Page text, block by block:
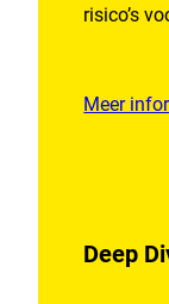
risico’s
Meer
Deep